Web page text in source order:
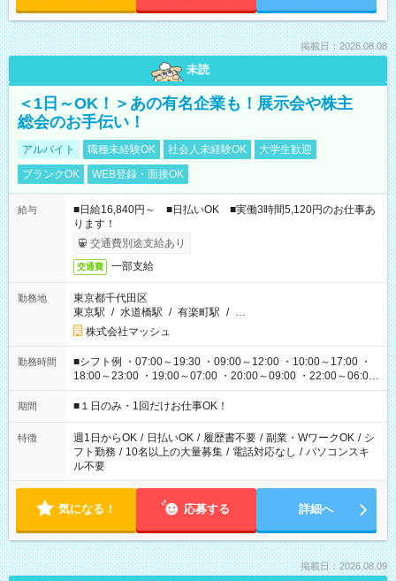
掲載日：2026.08.08
未読
＜1日～OK！＞あの有名企業も！展示会や株主
総会のお手伝い！
アルバイト 職種未経験OK 社会人未経験OK
大学生歓迎
ブランクOK
WEB登録・面接OK
給与
■日給16,840円～ ■日払いOK ■実働3時間5,120円のお仕事あ
ります！
交通費別途支給あり
交通費 一部支給
勤務地
東京都千代田区
東京駅 / 水道橋駅 / 有楽町駅 / …
株式会社マッシュ
勤務時間
■シフト例 ・07:00～19:30 ・09:00～12:00 ・10:00～17:00 ・
18:00～23:00 ・19:00～07:00 ・20:00～09:00 ・22:00～06:00
etc ★最短で3時間で5,120円のお仕事から 15時間で2万円近く稼
げるお仕事も！ ご希望のお時間に合わせてご紹介！ ※シフトは
ください！
期間 ■１日のみ・1回だけお仕事OK！
特徴 週1日からOK / 日払いOK / 履歴書不要 / 副業・WワークOK / シ
フト勤務 / 10名以上の大量募集 / 電話対応なし / パソコンスキ
ル不要
気になる！ 応募する 詳細へ
掲載日：2026.08.09